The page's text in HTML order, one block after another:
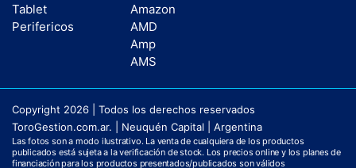
Tablet
Perifericos
Amazon
AMD
Amp
AMS
Copyright 2026 | Todos los derechos reservados
ToroGestion.com.ar. | Neuquén Capital | Argentina
Las fotos son a modo ilustrativo. La venta de cualquiera de los productos
publicados está sujeta a la verificación de stock. Los precios online y los planes de
financiación para los productos presentados/publicados son válidos